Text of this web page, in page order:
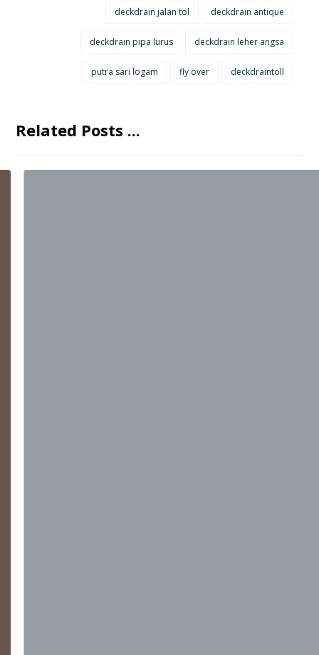
deckdrain antique
deckdrain jalan tol
deckdrain leher angsa
deckdrain pipa lurus
deckdraintoll
fly over
putra sari logam
Related Posts ...